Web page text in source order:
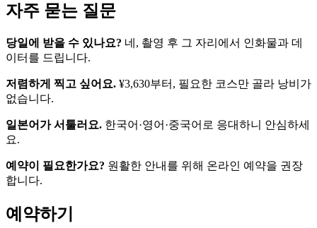
자주 묻는 질문
당일에 받을 수 있나요? 네, 촬영 후 그 자리에서 인화물과 데
이터를 드립니다.
저렴하게 찍고 싶어요. ¥3,630부터, 필요한 코스만 골라 낭비가
없습니다.
일본어가 서툴러요. 한국어·영어·중국어로 응대하니 안심하세
요.
예약이 필요한가요? 원활한 안내를 위해 온라인 예약을 권장
합니다.
예약하기